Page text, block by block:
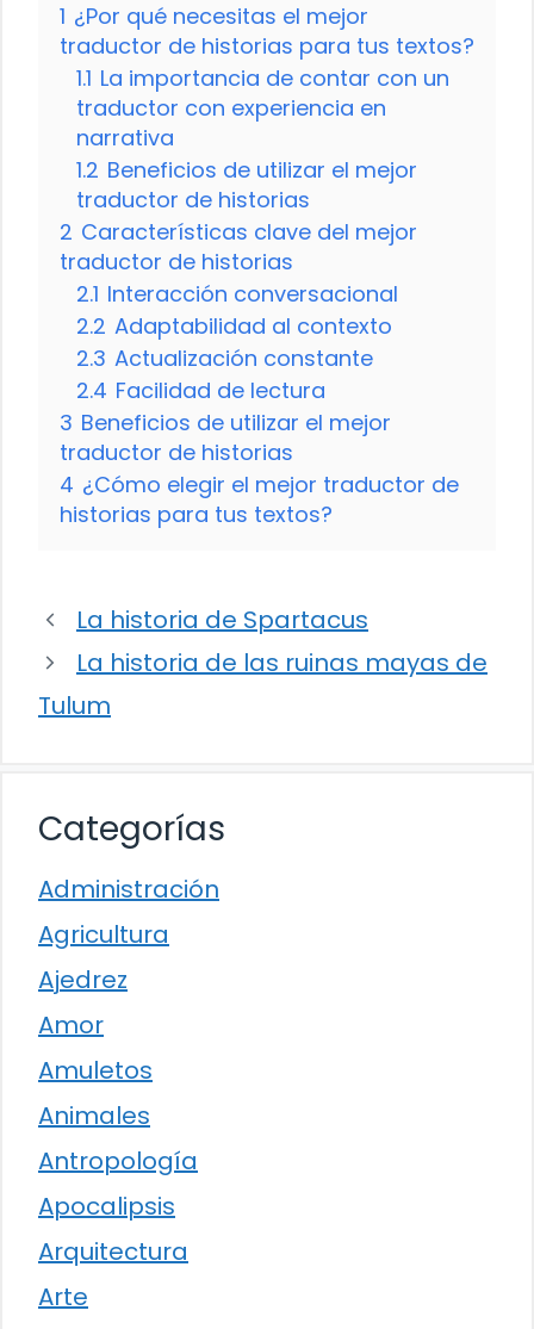
1 ¿Por qué necesitas el mejor
traductor de historias para tus textos?
1.1 La importancia de contar con un
traductor con experiencia en
narrativa
1.2 Beneficios de utilizar el mejor
traductor de historias
2 Características clave del mejor
traductor de historias
2.1 Interacción conversacional
2.2 Adaptabilidad al contexto
2.3 Actualización constante
2.4 Facilidad de lectura
3 Beneficios de utilizar el mejor
traductor de historias
4 ¿Cómo elegir el mejor traductor de
historias para tus textos?
La historia de Spartacus
La historia de las ruinas mayas de
Tulum
Categorías
Administración
Agricultura
Ajedrez
Amor
Amuletos
Animales
Antropología
Apocalipsis
Arquitectura
Arte